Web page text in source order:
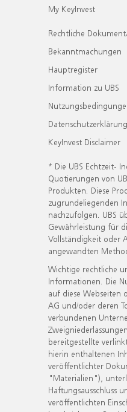
My KeyInvest
Rechtliche
Bekanntmachungen
Hauptregister
Information zu UBS
Datenschutzerklärung
KeyInvest Disclaimer
* Die UBS Echtzeit-
Quotierungen von
Produkten. Diese
zugrundeliegenden
nachzufolgen. UBS
Gewährleistung für
Vollständigkeit oder
angewandten
Wichtige rechtliche
Informationen. Die
auf diese Webseiten
AG und/oder deren
verbundenen
bereitgestellte
hierin enthaltenen
veröffentlichter
"Materialien"),
Haftungsausschluss
veröffentlichten